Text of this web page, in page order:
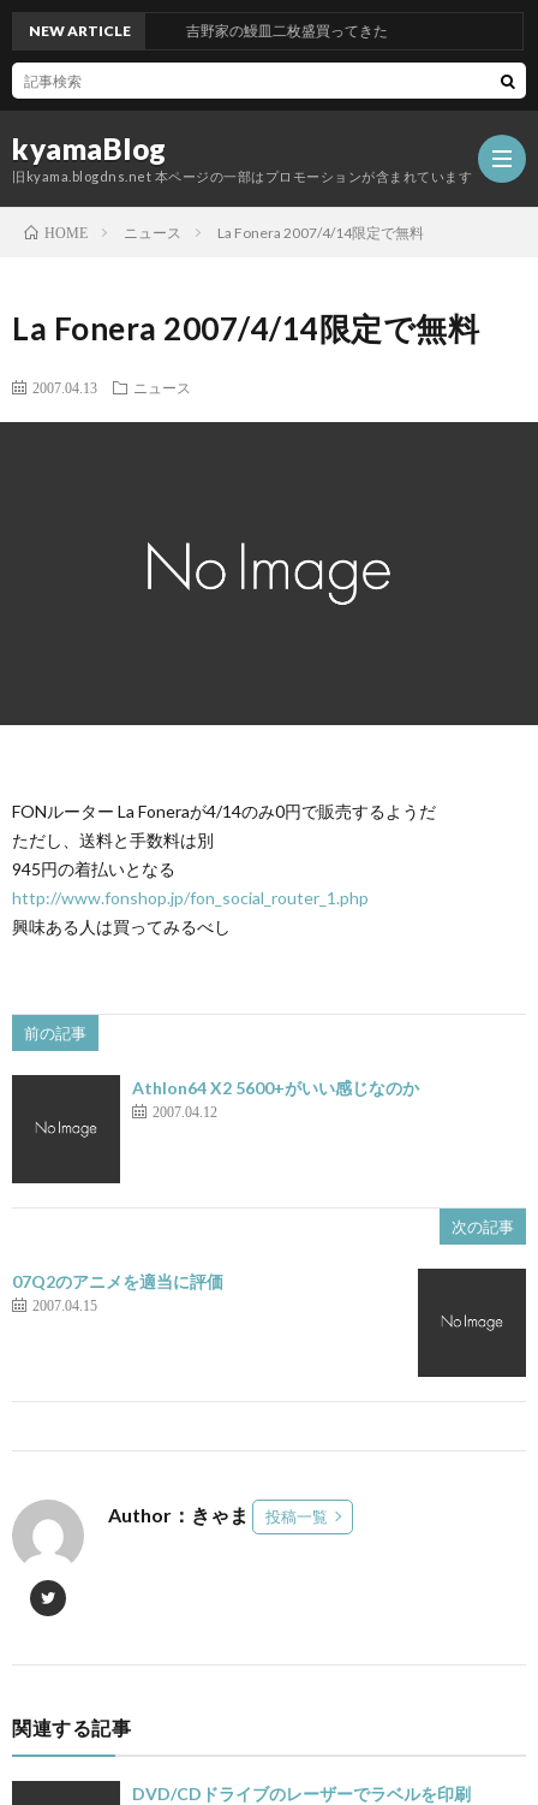
kyamaBlog
旧kyama.blogdns.net 本ページの一部はプロモーションが含まれています
NEW ARTICLE 吉野家の鰻皿二枚盛買ってきた
HOME ニュース La Fonera 2007/4/14限定で無料
La Fonera 2007/4/14限定で無料
2007.04.13 ニュース
FONルーター La Foneraが4/14のみ0円で販売するようだ
ただし、送料と手数料は別
945円の着払いとなる
http://www.fonshop.jp/fon_social_router_1.php
興味ある人は買ってみるべし
前の記事
Athlon64 X2 5600+がいい感じなのか
2007.04.12
次の記事
07Q2のアニメを適当に評価
2007.04.15
Author：きゃま 投稿一覧
関連する記事
DVD/CDドライブのレーザーでラベルを印刷